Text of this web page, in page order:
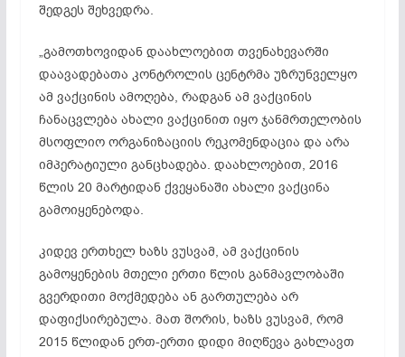
შედგეს შეხვედრა.
„გამოთხოვიდანდაახლოებით თვენახევარში
დაავადებათა კონტროლის ცენტრმა უზრუნველყო
ამ ვაქცინის ამოღება, რადგან ამ ვაქცინის
ჩანაცვლება ახალი ვაქცინით იყო ჯანმრთელობის
მსოფლიო ორგანიზაციის რეკომენდაცია და არა
იმპერატიული განცხადება. დაახლოებით, 2016
წლის 20 მარტიდან ქვეყანაში ახალი ვაქცინა
გამოიყენებოდა.
კიდევ ერთხელ ხაზს ვუსვამ, ამ ვაქცინის
გამოყენების მთელი ერთი წლის განმავლობაში
გვერდითი მოქმედება ან გართულება არ
დაფიქსირებულა. მათ შორის, ხაზს ვუსვამ, რომ
2015 წლიდან ერთ-ერთი დიდი მიღწევა გახლავთ